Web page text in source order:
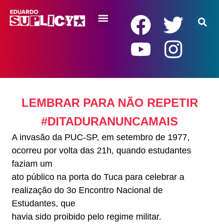
LEMBRAR PARA NÃO REPETIR
#DITADURANUNCAMAIS
A invasão da PUC-SP, em setembro de 1977,
ocorreu por volta das 21h, quando estudantes
faziam um
ato público na porta do Tuca para celebrar a
realização do 3o Encontro Nacional de
Estudantes, que
havia sido proibido pelo regime militar.